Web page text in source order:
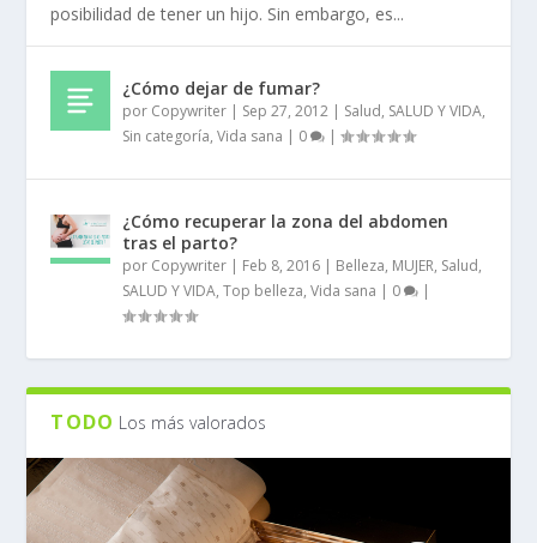
posibilidad de tener un hijo. Sin embargo, es...
¿Cómo dejar de fumar?
por Copywriter | Sep 27, 2012 | Salud, SALUD Y VIDA,
Sin categoría,Vida sana | 0 |
¿Cómo recuperar la zona del abdomen
tras el parto?
por Copywriter | Feb 8, 2016 | Belleza, MUJER, Salud,
SALUD Y VIDA,Top belleza,Vida sana | 0 |
TODO Los más valorados